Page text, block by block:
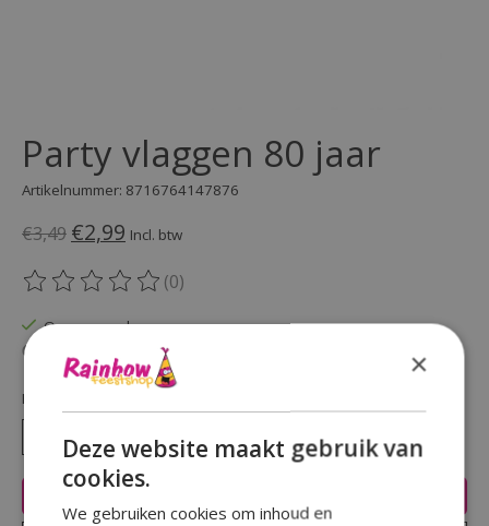
Party vlaggen 80 jaar
Artikelnummer: 8716764147876
€3,49 €2,99 Incl. btw
De beoordeling van dit product is
(0)
Op voorraad
Beschikbaarheid in de winkel controleren
Hoeveelheid:
×
Deze website maakt gebruik van
cookies.
We gebruiken cookies om inhoud en